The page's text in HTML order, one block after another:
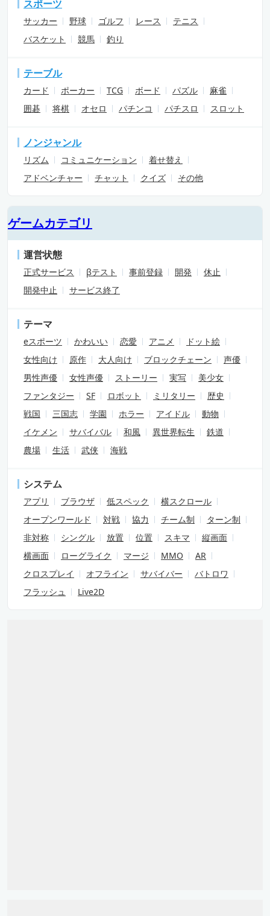
スポーツ
サッカー 野球 ゴルフ レース
テニス
バスケット
競馬 釣り
テーブル
カード ポーカー TCG ボード パズル
麻雀
囲碁
将棋 オセロ パチンコ パチスロ スロット
ノンジャンル
リズム コミュニケーション
着せ替え
アドベンチャー
チャット クイズ その他
ゲームカテゴリ
運営状態
正式サービス βテスト 事前登録 開発
休止
開発中止
サービス終了
テーマ
eスポーツ かわいい 恋愛 アニメ
ドット絵
女性向け
原作 大人向け ブロックチェーン
声優
男性声優
女性声優 ストーリー 実写
美少女
ファンタジー
SF ロボット ミリタリー
歴史
戦国
三国志 学園 ホラー アイドル
動物
イケメン
サバイバル 和風 異世界転生
鉄道
農場
生活 武侠 海戦
システム
アプリ ブラウザ 低スペック
横スクロール
オープンワールド
対戦 協力 チーム制
ターン制
非対称
シングル 放置 位置 スキマ
縦画面
横画面
ローグライク マージ MMO
AR
クロスプレイ
オフライン サバイバー
バトロワ
フラッシュ
Live2D